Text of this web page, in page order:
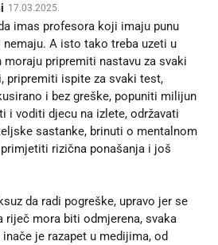
17.03.2025.
imas profesora koji imaju punu
A isto tako treba uzeti u
moraju pripremiti nastavu za svaki
pripremiti ispite za svaki test,
i bez greške, popuniti milijun
i voditi djecu na izlete, održavati
sastanke, brinuti o mentalnom
rizična ponašanja i još
da radi pogreške, upravo jer se
riječ mora biti odmjerena, svaka
je razapet u medijima, od